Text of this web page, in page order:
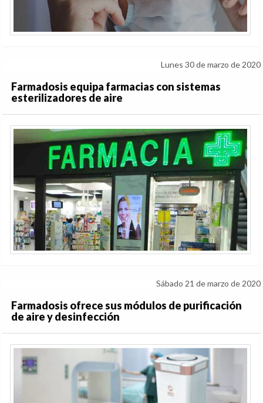
Lunes 30 de marzo de 2020
Farmadosis equipa farmacias con sistemas
esterilizadores de aire
Sábado 21 de marzo de 2020
Farmadosis ofrece sus módulos de purificación
de aire y desinfección